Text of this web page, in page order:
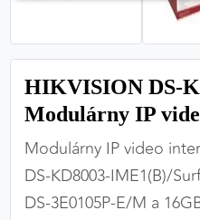
HIKVISION DS-
Modulárny IP
Modulárny IP video
DS-KD8003-IME1(B)/
DS-3E0105P-E/M a
(vždy aktívne,
Tieto cookies sú
zabezpečiť jej plnú
PREFERENČNÉ